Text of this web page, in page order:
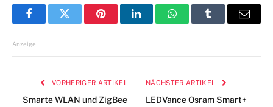
FacebookTwitter PinterestLinkedInWhatsAppTumblr E-
Anzeige
VORHERIGER ARTIKEL
Smarte WLAN und ZigBee
NÄCHSTER ARTIKEL
LEDVance Osram Smart+